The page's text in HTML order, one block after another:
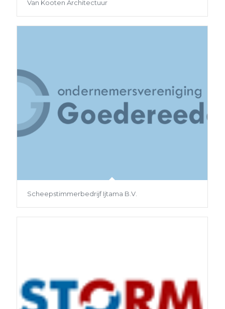
Van Kooten Architectuur
Scheepstimmerbedrijf Ijtama B.V.